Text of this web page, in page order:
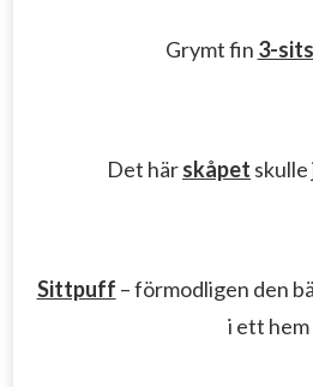
Grymt fin 3-
Det härskåpet skulle
Sittpuff – förmodligen den
i ett hem